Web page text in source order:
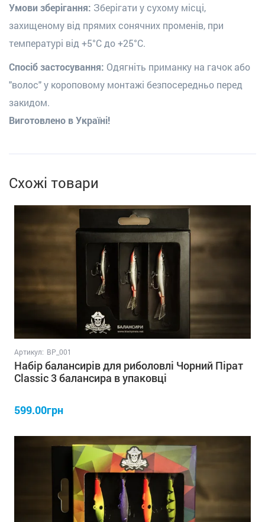
Умови зберігання: Зберігати у сухому місці,
захищеному від прямих сонячних променів, при
температурі від +5°С до +25°С.
Спосіб застосування: Одягніть приманку на гачок або
"волос" у короповому монтажі безпосередньо перед
закидом.
Виготовлено в Україні!
Схожі товари
Артикул: BP_001
Набір балансирів для риболовлі Чорний Пірат
Classic 3 балансира в упаковці
599.00грн